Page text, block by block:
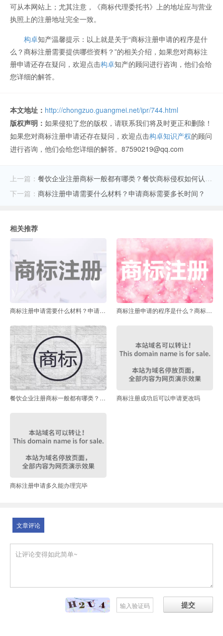
可从本网站上；尤其注意，《商标代理委托书》上的地址应与营业
执照上的注册地址完全一致。
构卓知产温馨提示：以上就是关于“商标注册申请的程序是什
么？商标注册需要提供哪些资料？”的相关介绍，如果您对商标注
册申请还存在疑问，欢迎点击构卓知产的顾问进行咨询，他们会给
您详细的解答。
本文地址： http://chongzuo.guangmei.net/ipr/744.html
版权声明： 如果侵犯了您的版权，请联系我们将及时更正和删除！
如果您对商标注册申请还存在疑问，欢迎点击构卓知识产权的顾问
进行咨询，他们会给您详细的解答。87590219@qq.com
上一篇： 餐饮企业注册商标一般都有哪类？餐饮商标侵权如何认定？
下一篇： 商标注册申请需要什么材料？申请商标需要多长时间？
相关推荐
商标注册申请需要什么材料？申请商标需要多长时间？ 商标注册申请的程序是什么？商标注册需要提供哪些资料？
餐饮企业注册商标一般都有哪类？餐饮商标侵权如何认定？ 商标注册成功后可以申请更改吗
商标注册申请多久能办理完毕
文章评论
提交